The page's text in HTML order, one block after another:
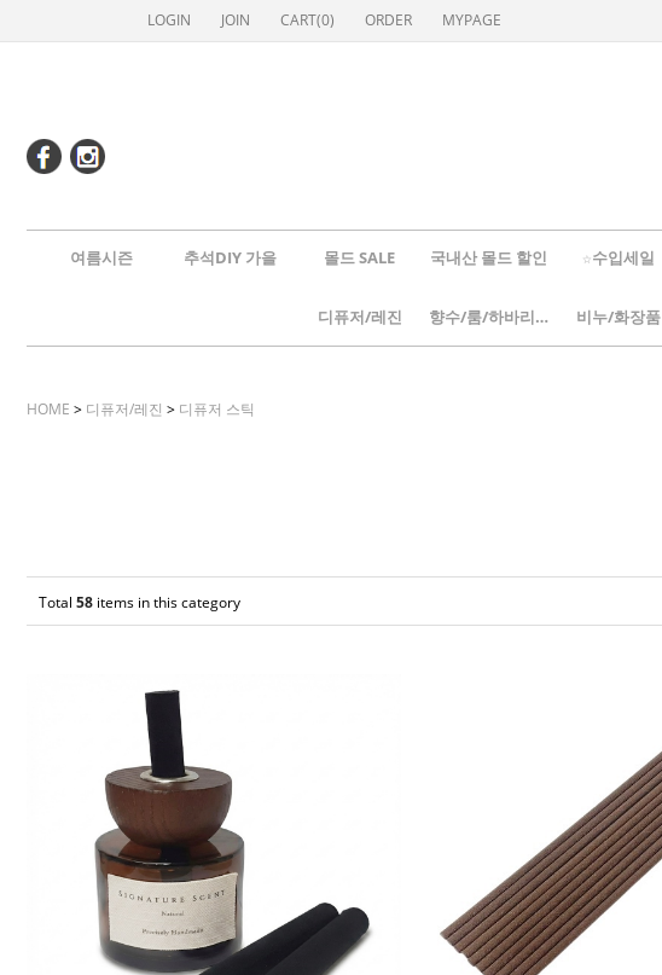
LOGIN JOIN CART(0) ORDER MYPAGE
여름시즌 추석DIY 가을 몰드 SALE 국내산 몰드 할인 ☆수입세일
디퓨저/레진 향수/룸/하바리움 비누/화장품
HOME > 디퓨저/레진 > 디퓨저 스틱
Total 58 items in this category